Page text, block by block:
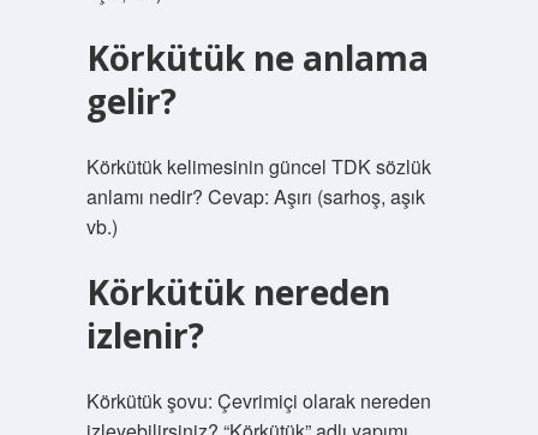
Körkütük ne anlama
gelir?
Körkütük kelimesinin güncel TDK sözlük
anlamı nedir? Cevap: Aşırı (sarhoş, aşık
vb.)
Körkütük nereden
izlenir?
Körkütük şovu: Çevrimiçi olarak nereden